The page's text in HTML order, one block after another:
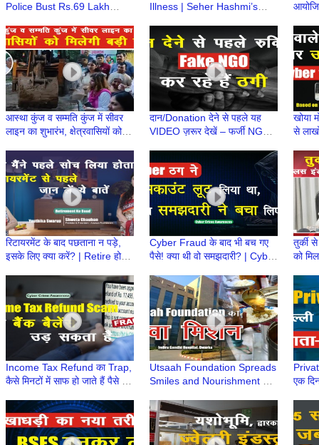
Police Bust Rs.69 Lakh
Arrested | Nidhin Valsan,
IPS
Illness | Seher Hashmi’s
Greens Apartment Sector
14
संगम
आस्था कुंज व सम्मति कुंज में सीवर
लाइन का शुभारंभ, क्षेत्रवासियों को
दान/Donation देने से पहले यह
VIDEO ज़रूर देखें – फर्जी NGO
खोया
से
Story
रिटायरमेंट के बाद पछताना न पड़े,
इसके लिए क्या करें? | Retire होने
Baad
Cyber Fraud के बाद भी बच गए
पैसे! क्या थी वो समझदारी? | Cyber
ने किया कमाल
तुर्की
को
फैसला
Income Tax Refund का Trap,
कैसे मिनटों में साफ हो जाते हैं पैसे |
Alert
Utsaah Foundation Spreads
Smiles and Nourishment at
Dwarka
एक